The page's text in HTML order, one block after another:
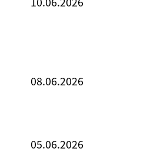
08.06.2026
05.06.2026